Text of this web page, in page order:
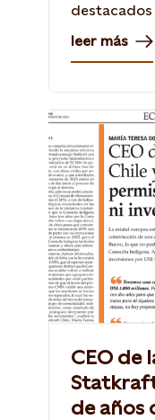
leer más
CEO de
Statkraft
de años